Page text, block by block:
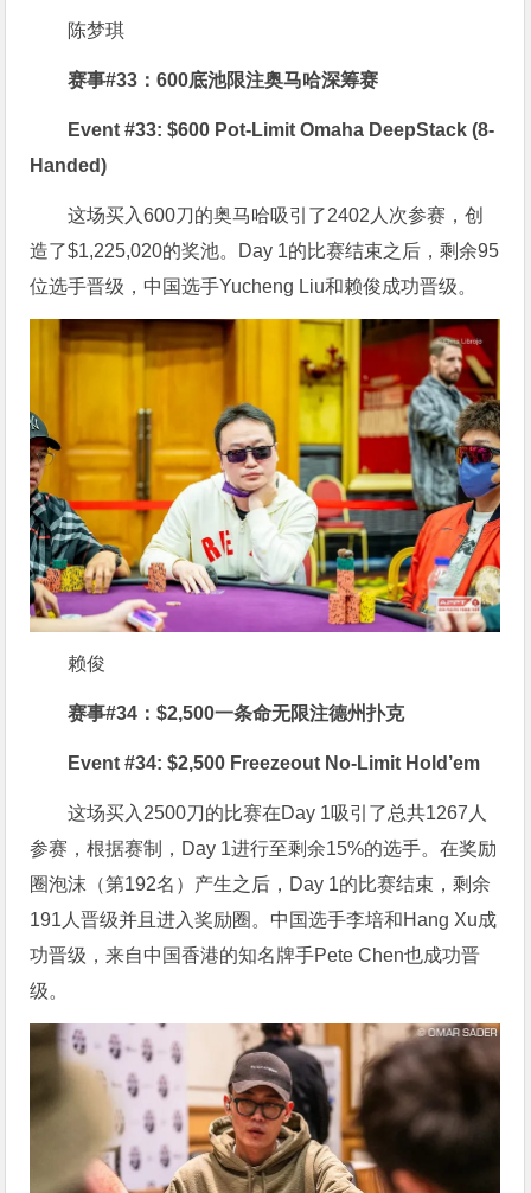
陈梦琪
赛事#33：600底池限注奥马哈深筹赛
Event #33: $600 Pot-Limit Omaha DeepStack (8-
Handed)
这场买入600刀的奥马哈吸引了2402人次参赛，创
造了$1,225,020的奖池。Day 1的比赛结束之后，剩余95
位选手晋级，中国选手Yucheng Liu和赖俊成功晋级。
赖俊
赛事#34：$2,500一条命无限注德州扑克
Event #34: $2,500 Freezeout No-Limit Hold’em
这场买入2500刀的比赛在Day 1吸引了总共1267人
参赛，根据赛制，Day 1进行至剩余15%的选手。在奖励
圈泡沫（第192名）产生之后，Day 1的比赛结束，剩余
191人晋级并且进入奖励圈。中国选手李培和Hang Xu成
功晋级，来自中国香港的知名牌手Pete Chen也成功晋
级。